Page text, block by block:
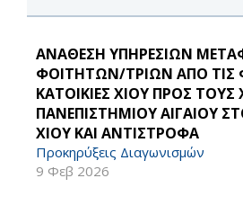
ΑΝΑΘΕΣΗ ΥΠΗΡΕΣΙΩΝ
ΦΟΙΤΗΤΩΝ/ΤΡΙΩΝ ΑΠΟ ΤΙΣ
ΚΑΤΟΙΚΙΕΣ ΧΙΟΥ ΠΡΟΣ
ΠΑΝΕΠΙΣΤΗΜΙΟΥ ΑΙΓΑΙΟΥ
ΧΙΟΥ ΚΑΙ ΑΝΤΙΣΤΡΟΦΑ
Προκηρύξεις Διαγωνισμών
9 Φεβ 2026